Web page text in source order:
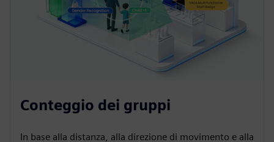
Conteggio dei gruppi
In base alla distanza, alla direzione di movimento e alla